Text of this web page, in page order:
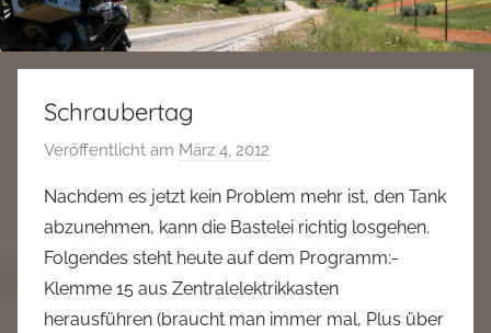
Schraubertag
Veröffentlicht am März 4, 2012
n
a
d
m
i
Nachdem es jetzt kein Problem mehr ist, den Tank
abzunehmen, kann die Bastelei richtig losgehen.
Folgendes steht heute auf dem Programm:-
Klemme 15 aus Zentralelektrikkasten
herausführen (braucht man immer mal, Plus über